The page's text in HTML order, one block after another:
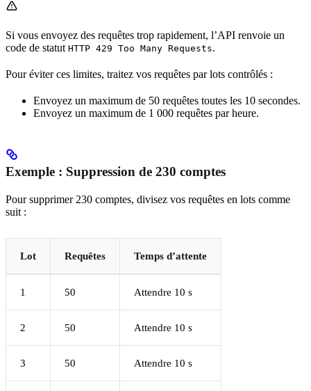
Si vous envoyez des requêtes trop rapidement, l’API renvoie un
code de statut HTTP 429 Too Many Requests.
Pour éviter ces limites, traitez vos requêtes par lots contrôlés :
Envoyez un maximum de 50 requêtes toutes les 10 secondes.
Envoyez un maximum de 1 000 requêtes par heure.
Exemple : Suppression de 230 comptes
Pour supprimer 230 comptes, divisez vos requêtes en lots comme
suit :
Lot Requêtes Temps d’attente
1 50 Attendre 10 s
2 50 Attendre 10 s
3 50 Attendre 10 s